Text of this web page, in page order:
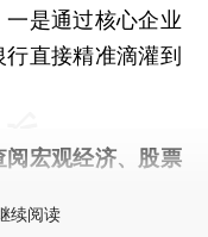
是通过核心企业
直接精准滴灌到
阅宏观经济、股票
续阅读